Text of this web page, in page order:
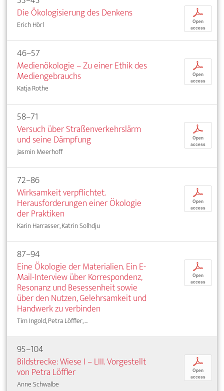
Die Ökologisierung des Denkens
Erich Hörl
p
Open
access
46–57
Medienökologie – Zu einer Ethik des
Mediengebrauchs
Katja Rothe
p
Open
access
58–71
Versuch über Straßenverkehrslärm
und seine Dämpfung
Jasmin Meerhoff
p
Open
access
72–86
Wirksamkeit verpflichtet.
Herausforderungen einer Ökologie
der Praktiken
Karin Harrasser, Katrin Solhdju
p
Open
access
87–94
Eine Ökologie der Materialien. Ein E-
Mail-Interview über Korrespondenz,
Resonanz und Besessenheit sowie
über den Nutzen, Gelehrsamkeit und
Handwerk zu verbinden
Tim Ingold, Petra Löffler, ...
p
Open
access
95–104
Bildstrecke: Wiese I – LIII. Vorgestellt
von Petra Löffler
Anne Schwalbe
p
Open
access